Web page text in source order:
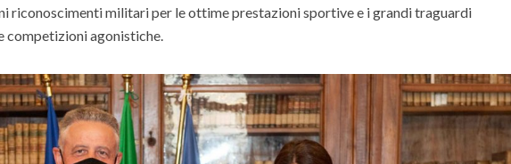
riconoscimenti militari per le ottime prestazioni sportive e i grandi traguardi
competizioni agonistiche.